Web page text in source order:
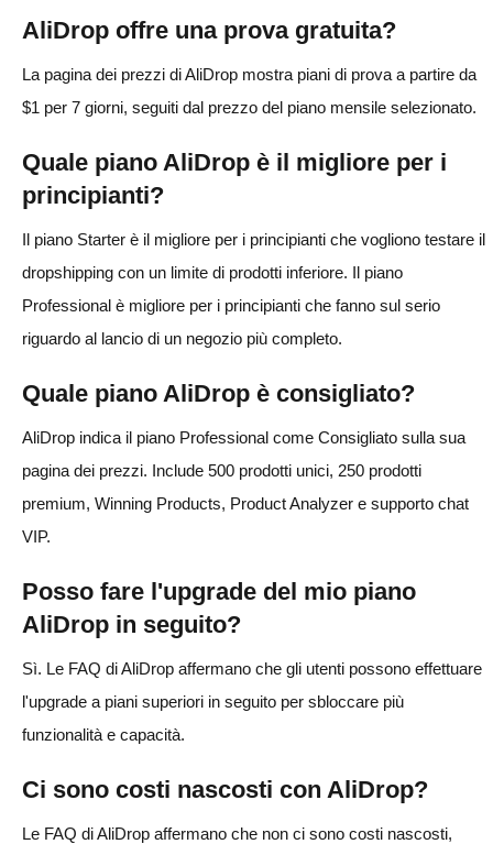
AliDrop offre una prova gratuita?
La pagina dei prezzi di AliDrop mostra piani di prova a partire da
$1 per 7 giorni, seguiti dal prezzo del piano mensile selezionato.
Quale piano AliDrop è il migliore per i
principianti?
Il piano Starter è il migliore per i principianti che vogliono testare il
dropshipping con un limite di prodotti inferiore. Il piano
Professional è migliore per i principianti che fanno sul serio
riguardo al lancio di un negozio più completo.
Quale piano AliDrop è consigliato?
AliDrop indica il piano Professional come Consigliato sulla sua
pagina dei prezzi. Include 500 prodotti unici, 250 prodotti
premium, Winning Products, Product Analyzer e supporto chat
VIP.
Posso fare l'upgrade del mio piano
AliDrop in seguito?
Sì. Le FAQ di AliDrop affermano che gli utenti possono effettuare
l'upgrade a piani superiori in seguito per sbloccare più
funzionalità e capacità.
Ci sono costi nascosti con AliDrop?
Le FAQ di AliDrop affermano che non ci sono costi nascosti,